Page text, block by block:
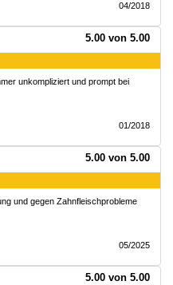
04/2018
5.00 von 5.00
unkompliziert und prompt bei
01/2018
5.00 von 5.00
und gegen Zahnfleischprobleme
05/2025
5.00 von 5.00